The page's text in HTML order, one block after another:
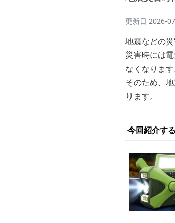
更新日 2026-
地震などの
災害時には
なくなります
そのため、
ります。
今回紹介す